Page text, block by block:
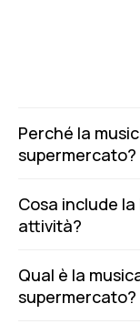
Perché la
supermercato?
Cosa include
attività?
Qual è la
supermercato?